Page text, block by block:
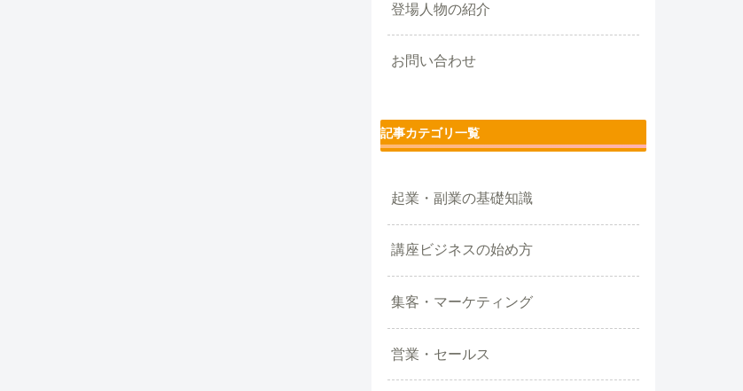
登場人物の紹介
お問い合わせ
記事カテゴリ一覧
起業・副業の基礎知識
講座ビジネスの始め方
集客・マーケティング
営業・セールス